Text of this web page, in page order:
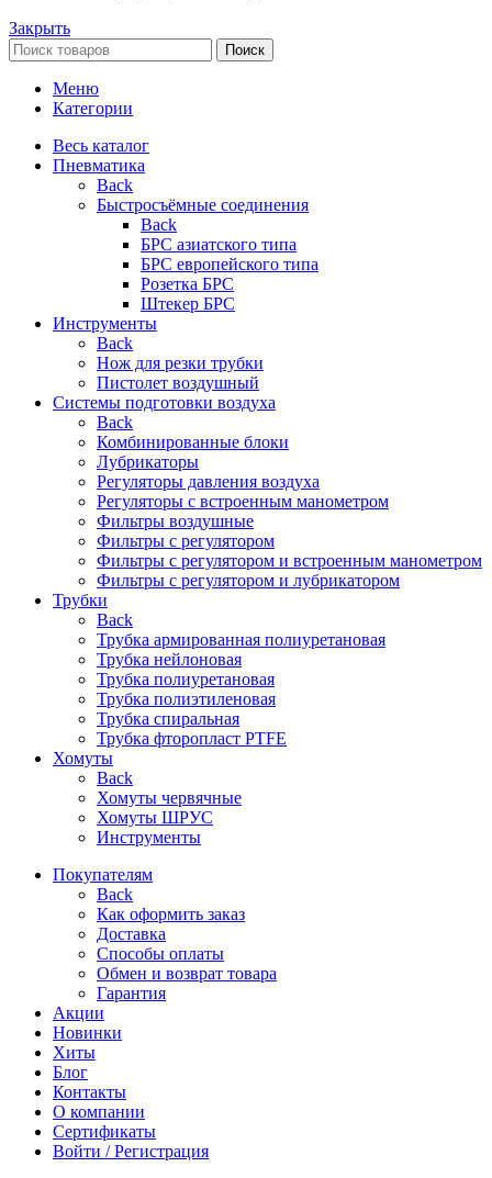
Закрыть
Поиск
Меню
Категории
Весь каталог
Пневматика
Back
Быстросъёмные соединения
Back
БРС азиатского типа
БРС европейского типа
Розетка БРС
Штекер БРС
Инструменты
Back
Нож для резки трубки
Пистолет воздушный
Системы подготовки воздуха
Back
Комбинированные блоки
Лубрикаторы
Регуляторы давления воздуха
Регуляторы с встроенным манометром
Фильтры воздушные
Фильтры с регулятором
Фильтры с регулятором и встроенным манометром
Фильтры с регулятором и лубрикатором
Трубки
Back
Трубка армированная полиуретановая
Трубка нейлоновая
Трубка полиуретановая
Трубка полиэтиленовая
Трубка спиральная
Трубка фторопласт PTFE
Хомуты
Back
Хомуты червячные
Хомуты ШРУС
Инструменты
Покупателям
Back
Как оформить заказ
Доставка
Способы оплаты
Обмен и возврат товара
Гарантия
Акции
Новинки
Хиты
Блог
Контакты
О компании
Сертификаты
Войти / Регистрация